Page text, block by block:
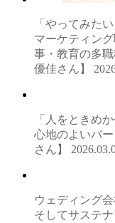
「やってみた
マーケティン
事・教育の多
優佳さん】
「人をときめ
心地のよいバ
さん】
ウェディング
そしてサステ